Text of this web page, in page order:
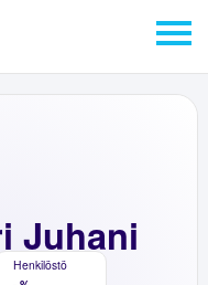
Juhani
Henkilöstö